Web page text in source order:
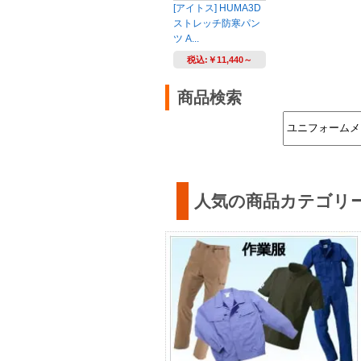
[アイトス] HUMA3D
ストレッチ防寒パン
ツ A...
税込: ￥11,440～
商品検索
人気の商品カテゴリ